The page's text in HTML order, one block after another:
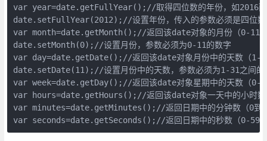
var year=date.getFullYear();//取得四位数的年份，如2016而
date.setFullYear(2012);//设置年份，传入的参数必须是四位数
var month=date.getMonth();//返回该date对象的月份（0-11
date.setMonth(0);//设置月份，参数必须为0-11的数字
var day=date.getDate();//返回该date对象月份中的天数（1-
date.setDate(11);//设置月份中的天数，参数必须为1-31之间的
var week=date.getDay();//返回该date对象星期中的天数（0-6
var hours=date.getHours();//返回该date对象一天中的小时数
var minutes=date.getMinutes();//返回日期中的分钟数（0到
var seconds=date.getSeconds();//返回日期中的秒数（0-59）